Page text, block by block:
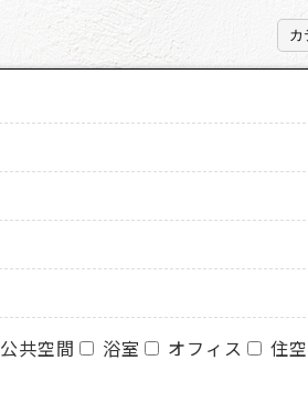
カ
公共空間 浴室 オフィス 住